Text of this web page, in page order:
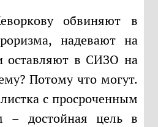
надевают на
оставляют в СИЗО на
Потому что могут.
с просроченным
– достойная цель в